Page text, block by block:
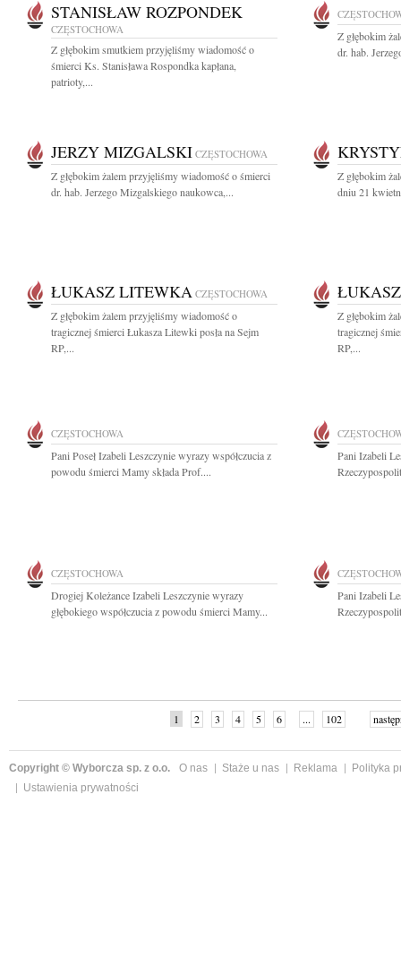
STANISŁAW ROZPONDEK
CZĘSTOCHOWA
Z głębokim smutkiem przyjęliśmy wiadomość o
śmierci Ks. Stanisława Rospondka kapłana,
patrioty,...
Z głębokim
dr. hab.
JERZY MIZGALSKI CZĘSTOCHOWA
Z głębokim żalem przyjęliśmy wiadomość o śmierci
dr. hab. Jerzego Mizgalskiego naukowca,...
Z głębokim
dniu 21
ŁUKASZ LITEWKA CZĘSTOCHOWA
Z głębokim żalem przyjęliśmy wiadomość o
tragicznej śmierci Łukasza Litewki posła na Sejm
RP,...
Z głębokim
tragicznej
RP,...
CZĘSTOCHOWA
Pani Poseł Izabeli Leszczynie wyrazy współczucia z
powodu śmierci Mamy składa Prof....
Pani Izabeli
CZĘSTOCHOWA
Drogiej Koleżance Izabeli Leszczynie wyrazy
głębokiego współczucia z powodu śmierci Mamy...
Pani Izabeli
1 2 3 4 5 6 ... 102
Copyright © Wyborcza sp. z o.o. O nas Staże u nas Reklama
Polityka
Ustawienia prywatności